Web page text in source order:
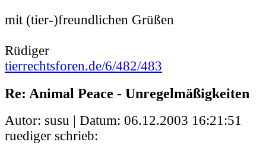
mit (tier-)freundlichen Grüßen
Rüdiger
tierrechtsforen.de/6/482/483
Re: Animal Peace - Unregelmäßigkeiten
Autor: susu | Datum: 06.12.2003 16:21:51
ruediger schrieb: